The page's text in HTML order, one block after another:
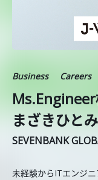
Business Careers
まざきひと
SEVENBANK
未経験からITエンジニ